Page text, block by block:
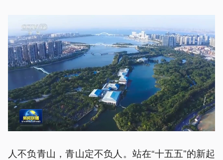
人不负青山，青山定不负人。站在“十五五”的新起